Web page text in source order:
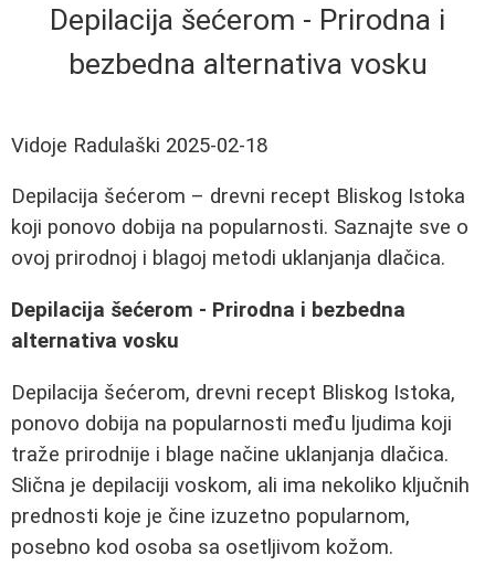
Depilacija šećerom - Prirodna i
bezbedna alternativa vosku
Vidoje Radulaški 2025-02-18
Depilacija šećerom – drevni recept Bliskog Istoka
koji ponovo dobija na popularnosti. Saznajte sve o
ovoj prirodnoj i blagoj metodi uklanjanja dlačica.
Depilacija šećerom - Prirodna i bezbedna
alternativa vosku
Depilacija šećerom, drevni recept Bliskog Istoka,
ponovo dobija na popularnosti među ljudima koji
traže prirodnije i blage načine uklanjanja dlačica.
Slična je depilaciji voskom, ali ima nekoliko ključnih
prednosti koje je čine izuzetno popularnom,
posebno kod osoba sa osetljivom kožom.